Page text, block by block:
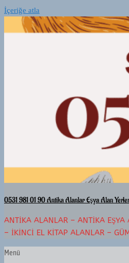
İçeriğe atla
0531 981 01 90 Antika Alanlar Eşya Alan
ANTIKA ALANLAR – ANTIKA
– İKINCI EL KITAP ALANLAR –
Menü